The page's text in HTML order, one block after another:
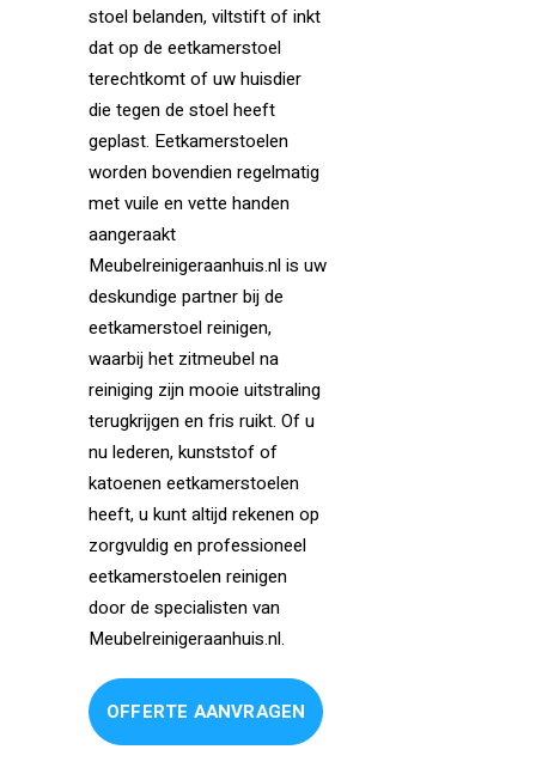
stoel belanden, viltstift of inkt
dat op de eetkamerstoel
terechtkomt of uw huisdier
die tegen de stoel heeft
geplast. Eetkamerstoelen
worden bovendien regelmatig
met vuile en vette handen
aangeraakt
Meubelreinigeraanhuis.nl is uw
deskundige partner bij de
eetkamerstoel reinigen,
waarbij het zitmeubel na
reiniging zijn mooie uitstraling
terugkrijgen en fris ruikt. Of u
nu lederen, kunststof of
katoenen eetkamerstoelen
heeft, u kunt altijd rekenen op
zorgvuldig en professioneel
eetkamerstoelen reinigen
door de specialisten van
Meubelreinigeraanhuis.nl.
OFFERTE AANVRAGEN